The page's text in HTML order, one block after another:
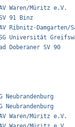
97 LAV Waren/
97 SSV
Ribnitz-
Universität
Bad Doberaner
97 LG
97 LG
97 LAV Waren/